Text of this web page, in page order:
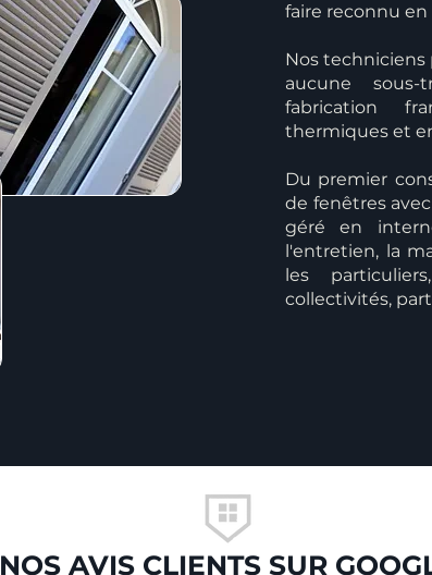
faire reconnu
Nos
aucune
fabrication
thermiques et
Du premier
de fenêtres
géré en
l'entretien, la
les
collectivités,
NOS AVIS CLIENTS SUR